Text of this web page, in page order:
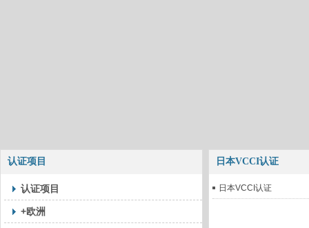
认证项目
认证项目
+欧洲
日本VCCI认证
日本VCCI认证